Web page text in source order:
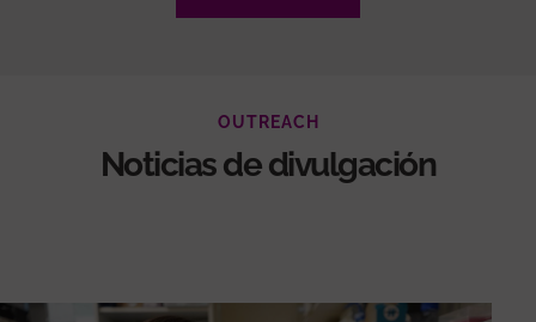
OUTREACH
Noticias de divulgación